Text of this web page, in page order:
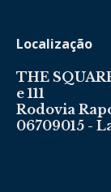
Localização
THE
e 111
Rodovia
06709015 -